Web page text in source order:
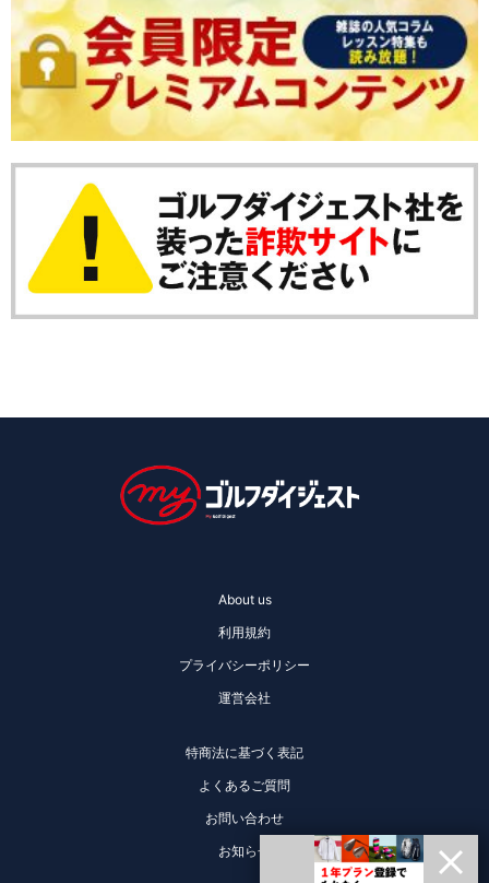
About us
利用規約
プライバシーポリシー
運営会社
特商法に基づく表記
よくあるご質問
お問い合わせ
お知らせ